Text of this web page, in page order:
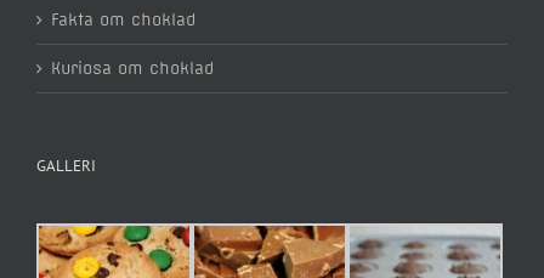
Fakta om choklad
Kuriosa om choklad
GALLERI